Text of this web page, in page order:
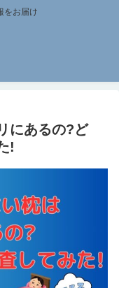
をお届け
にあるの?ど
!